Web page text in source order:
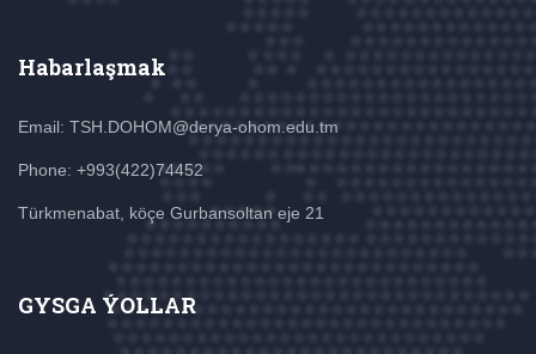
Habarlaşmak
Email: TSH.DOHOM@derya-ohom.edu.tm
Phone: +993(422)74452
Türkmenabat, köçe Gurbansoltan eje 21
GYSGA ÝOLLAR